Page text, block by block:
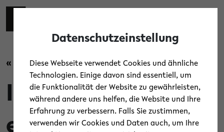
Skip to main content
« Zurück zur Übersicht
Interamerikanisch
e Studien
Datenschutzeinstellung
Diese Webseite verwendet Cookies und ähnliche
Technologien. Einige davon sind essentiell, um
die Funktionalität der Website zu gewährleisten,
während andere uns helfen, die Website und Ihre
Erfahrung zu verbessern. Falls Sie zustimmen,
verwenden wir Cookies und Daten auch, um Ihre